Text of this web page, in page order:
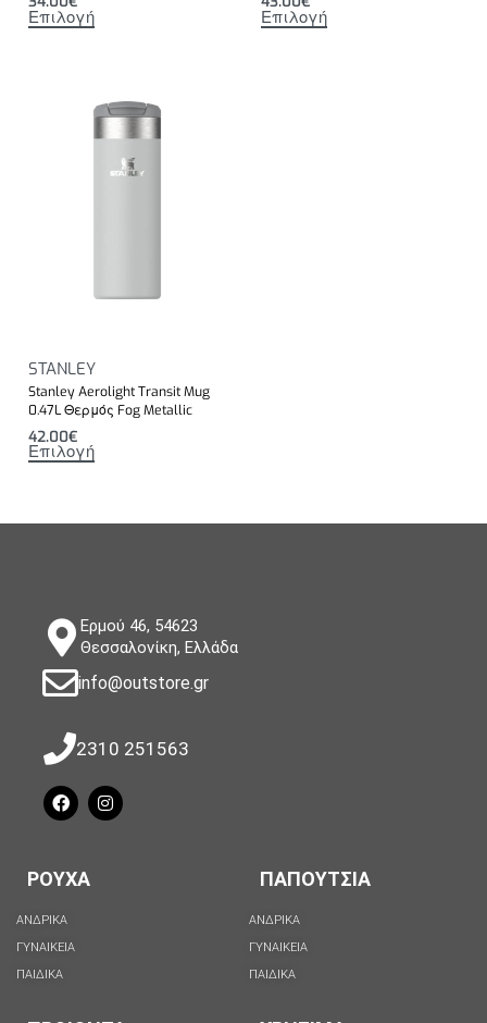
Επιλογή Επιλογή
STANLEY
Stanley Aerolight Transit Mug
0.47L Θερμός Fog Metallic
42.00€
Επιλογή
Ερμού 46, 54623
Θεσσαλονίκη, Ελλάδα
info@outstore.gr
2310 251563
ΡΟΥΧΑ
ΑΝΔΡΙΚΑ
ΓΥΝΑΙΚΕΙΑ
ΠΑΙΔΙΚΑ
ΠΑΠΟΥΤΣΙΑ
ΑΝΔΡΙΚΑ
ΓΥΝΑΙΚΕΙΑ
ΠΑΙΔΙΚΑ